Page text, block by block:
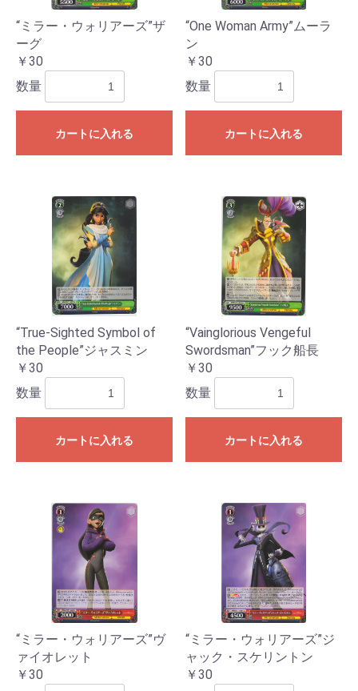
“ミラー・ウォリアーズ”ザ
ーグ
￥30
数量
カートに入れる
“One Woman Army”ムーラ
ン
￥30
数量
カートに入れる
“True-Sighted Symbol of
the People”ジャスミン
￥30
数量
カートに入れる
“Vainglorious Vengeful
Swordsman”フック船長
￥30
数量
カートに入れる
“ミラー・ウォリアーズ”ヴ
ァイオレット
￥30
“ミラー・ウォリアーズ”ジ
ャック・スケリントン
￥30
お買い物を続ける カートへ進む